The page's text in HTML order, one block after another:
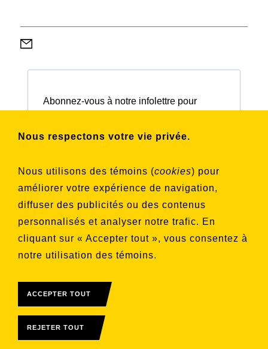
Nous respectons votre vie privée.
Nous utilisons des témoins (cookies) pour
améliorer votre expérience de navigation,
diffuser des publicités ou des contenus
personnalisés et analyser notre trafic. En
cliquant sur « Accepter tout », vous consentez à
notre utilisation des témoins.
ACCEPTER TOUT
REJETER TOUT
Abonnez-vous à notre infolettre pour
souhaitez vous inscrire
Aucune liste sélectionnée
S'INSCRIRE